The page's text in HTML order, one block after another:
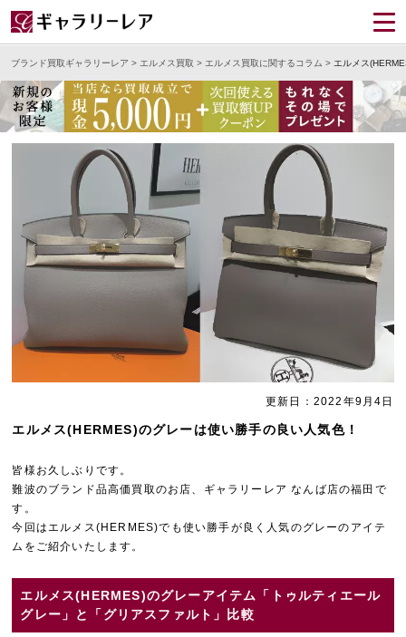
ブランド買取ギャラリーレア > エルメス買取 > エルメス買取に関するコラム > エルメス
更新日：2022年9月4日
エルメス(HERMES)のグレーは使い勝手の良い人気色！
皆様お久しぶりです。
難波のブランド品高価買取のお店、ギャラリーレア なんば店の福田で
す。
今回はエルメス(HERMES)でも使い勝手が良く人気のグレーのアイテ
ムをご紹介いたします。
エルメス(HERMES)のグレーアイテム「トゥルティエール
グレー」と「グリアスファルト」比較